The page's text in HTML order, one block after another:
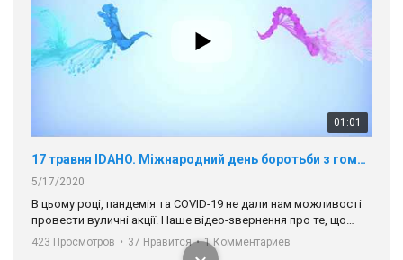
01:01
17 травня IDAHO. Міжнародний день боротьби з гомофобією трансфобією і біфобія.
5/17/2020
В цьому році, пандемія та COVІD-19 не дали нам можливості
провести вуличні акції. Наше відео-звернення про те, що
навіть коли ми у різних містах та не можемо зустрінеться, ми
разом. Ми закликаємо всіх хто поділяє цінності рівності та
423 Просмотров • 37 Нравится • 1 Комментариев